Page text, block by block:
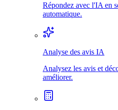
Répondez avec l'IA en
automatique.
Analyse des avis IA
Analysez les avis et
améliorer.